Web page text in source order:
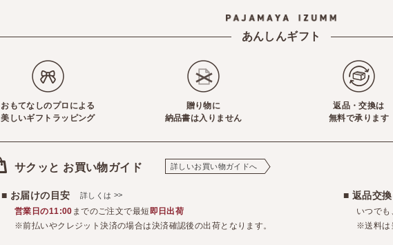
あんしんギフト
おもてなしのプロによる
美しいギフトラッピング
贈り物に
納品書は入りません
返品・交換は
無料で承ります
サクッと お買い物ガイド 詳しいお買い物ガイドへ
■ お届けの目安 詳しくは >>
営業日の11:00 までのご注文で最短 即日出荷
※前払いやクレジット決済の場合は決済確認後の出荷となります。
■ 返品交
いつでも
※送料は